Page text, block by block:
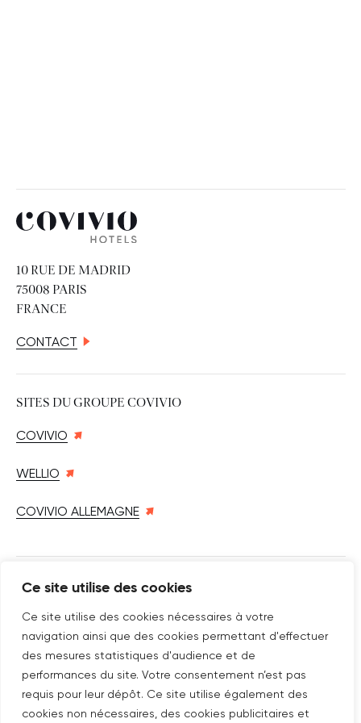
Ce site utilise des cookies
Ce site utilise des cookies nécessaires à votre
navigation ainsi que des cookies permettant d'effectuer
des mesures statistiques d'audience et de
performances du site. Votre consentement n’est pas
requis pour leur dépôt. Ce site utilise également des
cookies non nécessaires, des cookies publicitaires et
Covivio Hotels
10 RUE DE MADRID
75008 PARIS
FRANCE
CONTACT
SITES DU GROUPE COVIVIO
COVIVIO
WELLIO
COVIVIO ALLEMAGNE
SUIVEZ-NOUS SUR
Nouvelle fenêtre
linkedinNouvelle fenêtre
youtubeNouvelle fenêtre
instagram
ABONNEZ-VOUS À NOTRE NEWSLETTER